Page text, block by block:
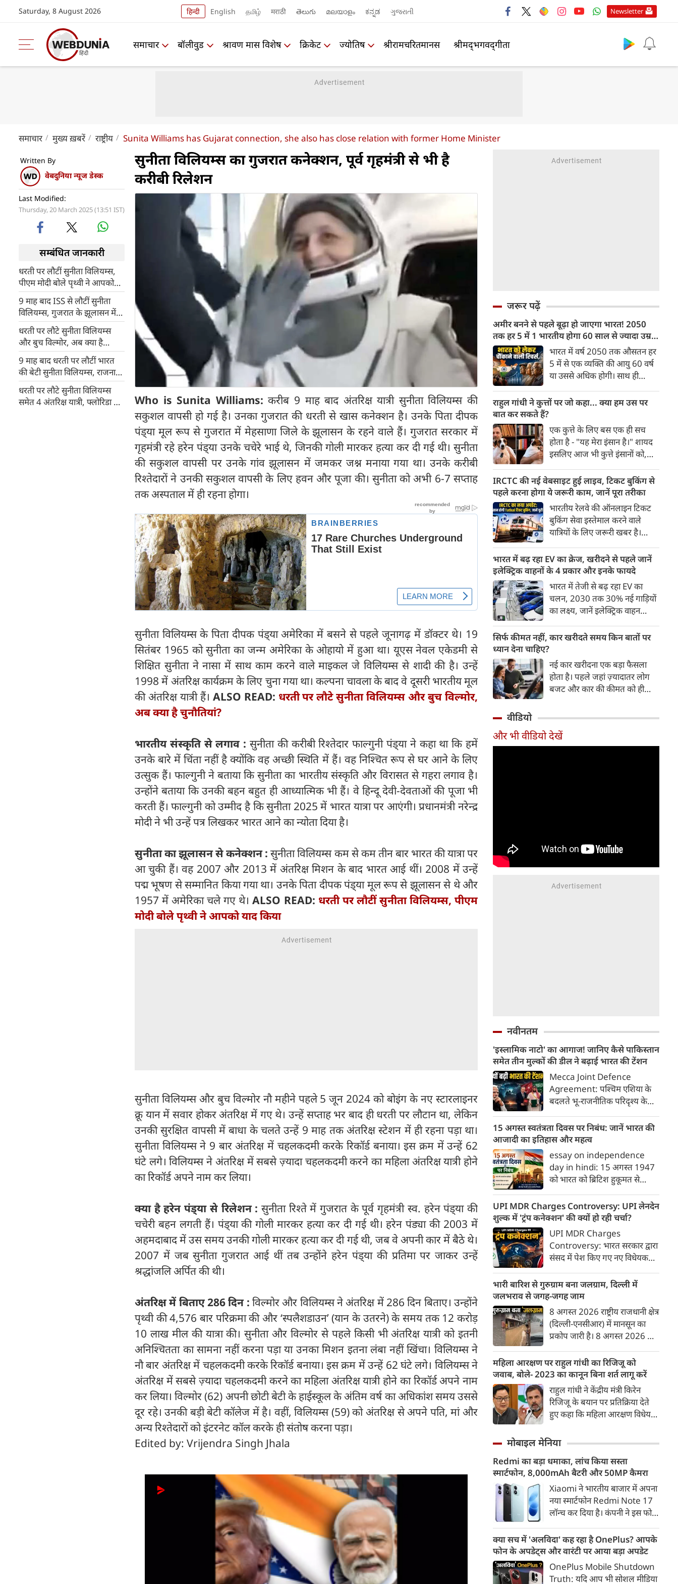
Saturday, 8 August 2026 हिन्दी English தமிழ் मराठी తెలుగు മലയാളം ಕನ್ನಡ ગુજરાતી Newsletter
समाचार बॉलीवुड श्रावण मास विशेष क्रिकेट ज्योतिष श्रीरामचरितमानस श्रीमद्‍भगवद्‍गीता
समाचार मुख्य ख़बरें राष्ट्रीय Sunita Williams has Gujarat connection, she also has close relation with former Home Minister
Written By
वेबदुनिया न्यूज डेस्क
Last Modified:
Thursday, 20 March 2025 (13:51 IST)
सम्बंधित जानकारी
धरती पर लौटीं सुनीता विलियम्स,
पीएम मोदी बोले पृथ्वी ने आपको
याद किया
9 माह बाद ISS से लौटीं सुनीता
विलियम्स, गुजरात के झूलासन में
जश्न, क्या है अंतरिक्ष यात्री से
कनेक्शन?
धरती पर लौटे सुनीता विलियम्स
और बुच विल्मोर, अब क्या है
चुनौतियां?
9 माह बाद धरती पर लौटीं भारत
की बेटी सुनीता विलियम्स, राजनाथ
ने इस तरह दी बधाई
धरती पर लौटे सुनीता विलियम्स
समेत 4 अंतरिक्ष यात्री, फ्लोरिडा में
सुनीता विलियम्स का गुजरात कनेक्शन, पूर्व गृहमंत्री से भी है
करीबी रिलेशन
Who is Sunita Williams:करीब 9 माह बाद अंतरिक्ष यात्री सुनीता विलियम्स की
सकुशल वापसी हो गई है। उनका गुजरात की धरती से खास कनेक्शन है। उनके पिता दीपक
पंड्‍या मूल रूप से गुजरात में मेहसाणा जिले के झूलासन के रहने वाले हैं। गुजरात सरकार में
गृहमंत्री रहे हरेन पंड्‍या उनके चचेरे भाई थे, जिनकी गोली मारकर हत्या कर दी गई थी। सुनीता
की सकुशल वापसी पर उनके गांव झूलासन में जमकर जश्न मनाया गया था। उनके करीबी
रिश्तेदारों ने उनकी सकुशल वापसी के लिए हवन और पूजा की। सुनीता को अभी 6-7 सप्ताह
तक अस्पताल में ही रहना होगा।
सुनीता विलियम्स के पिता दीपक पंड्‍या अमेरिका में बसने से पहले जूनागढ़ में डॉक्टर थे। 19
सितंबर 1965 को सुनीता का जन्म अमेरिका के ओहायो में हुआ था। यूएस नेवल एकेडमी से
शिक्षित सुनीता ने नासा में साथ काम करने वाले माइकल जे विलियम्स से शादी की है। उन्हें
1998 में अंतरिक्ष कार्यक्रम के लिए चुना गया था। कल्पना चावला के बाद वे दूसरी भारतीय मूल
की अंतरिक्ष यात्री हैं। ALSO READ: धरती पर लौटे सुनीता विलियम्स और बुच विल्मोर,
अब क्या है चुनौतियां?
भारतीय संस्कृति से लगाव : सुनीता की करीबी रिश्तेदार फाल्गुनी पंड्‍या ने कहा था कि हमें
उनके बारे में चिंता नहीं है क्योंकि वह अच्छी स्थिति में हैं। वह निश्चित रूप से घर आने के लिए
उत्सुक हैं। फाल्गुनी ने बताया कि सुनीता का भारतीय संस्कृति और विरासत से गहरा लगाव है।
उन्होंने बताया कि उनकी बहन बहुत ही आध्यात्मिक भी हैं। वे हिन्दू देवी-देवताओं की पूजा भी
करती हैं। फाल्गुनी को उम्मीद है कि सुनीता 2025 में भारत यात्रा पर आएंगी। प्रधानमंत्री नरेन्द्र
मोदी ने भी उन्हें पत्र लिखकर भारत आने का न्योता दिया है।
सुनीता का झूलासन से कनेक्शन :सुनीता विलियम्स कम से कम तीन बार भारत की यात्रा पर
आ चुकी हैं। वह 2007 और 2013 में अंतरिक्ष मिशन के बाद भारत आई थीं। 2008 में उन्हें
पद्म भूषण से सम्मानित किया गया था। उनके पिता दीपक पंड्‍या मूल रूप से झूलासन से थे और
1957 में अमेरिका चले गए थे।ALSO READ: धरती पर लौटीं सुनीता विलियम्स, पीएम
मोदी बोले पृथ्वी ने आपको याद किया
सुनीता विलियम्स और बुच विल्मोर नौ महीने पहले 5 जून 2024 को बोइंग के नए स्टारलाइनर
क्रू यान में सवार होकर अंतरिक्ष में गए थे। उन्हें सप्ताह भर बाद ही धरती पर लौटान था, लेकिन
उनकी सुरक्षित वापसी में बाधा के चलते उन्हें 9 माह तक अंतरिक्ष स्टेशन में ही रहना पड़ा था।
सुनीता विलियम्स ने 9 बार अंतरिक्ष में चहलकदमी करके रिकॉर्ड बनाया। इस क्रम में उन्हें 62
घंटे लगे। विलियम्स ने अंतरिक्ष में सबसे ज़्यादा चहलकदमी करने का महिला अंतरिक्ष यात्री होने
का रिकॉर्ड अपने नाम कर लिया।
क्या है हरेन पंड्‍या से रिलेशन : सुनीता रिश्ते में गुजरात के पूर्व गृहमंत्री स्व. हरेन पंड्‍या की
चचेरी बहन लगती हैं। पंड्‍या की गोली मारकर हत्या कर दी गई थी। हरेन पंड्या की 2003 में
अहमदाबाद में उस समय उनकी गोली मारकर हत्या कर दी गई थी, जब वे अपनी कार में बैठे थे।
2007 में जब सुनीता गुजरात आई थीं तब उन्होंने हरेन पंड्‍या की प्रतिमा पर जाकर उन्हें
श्रद्धांजलि अर्पित की थी।
अंतरिक्ष में बिताए 286 दिन : विल्मोर और विलियम्स ने अंतरिक्ष में 286 दिन बिताए। उन्होंने
पृथ्वी की 4,576 बार परिक्रमा की और ‘स्पलैशडाउन’ (यान के उतरने) के समय तक 12 करोड़
10 लाख मील की यात्रा की। सुनीता और विल्मोर से पहले किसी भी अंतरिक्ष यात्री को इतनी
अनिश्चितता का सामना नहीं करना पड़ा या उनका मिशन इतना लंबा नहीं खिंचा। विलियम्स ने
नौ बार अंतरिक्ष में चहलकदमी करके रिकॉर्ड बनाया। इस क्रम में उन्हें 62 घंटे लगे। विलियम्स ने
अंतरिक्ष में सबसे ज़्यादा चहलकदमी करने का महिला अंतरिक्ष यात्री होने का रिकॉर्ड अपने नाम
कर लिया। विल्मोर (62) अपनी छोटी बेटी के हाईस्कूल के अंतिम वर्ष का अधिकांश समय उससे
दूर रहे। उनकी बड़ी बेटी कॉलेज में है। वहीं, विलियम्स (59) को अंतरिक्ष से अपने पति, मां और
अन्य रिश्तेदारों को इंटरनेट कॉल करके ही संतोष करना पड़ा।
Edited by: Vrijendra Singh Jhala
जरूर पढ़ें
अमीर बनने से पहले बूढ़ा हो जाएगा भारत! 2050
तक हर 5 में 1 भारतीय होगा 60 साल से ज्यादा उम्र
का
भारत में वर्ष 2050 तक औसतन हर
5 में से एक व्यक्ति की आयु 60 वर्ष
या उससे अधिक होगी। साथ ही
भारत में रहेंगे। ‘ट्रांसफॉर्म रूरल
अनुसार भारत विकसित देशों के
विपरीत समृद्ध बनने से पहले ही वृद्ध
होती आबादी वाले देश की श्रेणी में
पहुंच रहा है।
राहुल गांधी ने कुत्तों पर जो कहा... क्या हम उस पर
बात कर सकते हैं?
एक कुत्ते के लिए बस एक ही सच
होता है - "यह मेरा इंसान है।" शायद
इसलिए आज भी कुत्ते इंसानों को,
भू-राजनीति से लेकर कृत्रिम
बुद्धिमत्ता, जलवायु परिवर्तन से लेकर
क्रिकेट तक हर विषय पर बहस कर
सकते हैं, तो उस जीव पर भी एक
गंभीर चर्चा बनती है जिसने किसी भी
सभ्यता से पहले इंसान का साथ चुना
था। दुर्भाग्य यह है कि आज कुत्तों के
बारे में हमारी राय पशु-चिकित्सकों,
व्यवहार वैज्ञानिकों या विशेषज्ञों से
कम... और व्हाट्सऐप यूनिवर्सिटी से
ज़्यादा बनती है।
IRCTC की नई वेबसाइट हुई लाइव, टिकट बुकिंग से
पहले करना होगा ये जरूरी काम, जानें पूरा तरीका
भारतीय रेलवे की ऑनलाइन टिकट
बुकिंग सेवा इस्तेमाल करने वाले
यात्रियों के लिए जरूरी खबर है।
वेबसाइट का बीटा वर्जन लॉन्च कर
दिया है। करीब 24 साल पुराने
इंटरफेस के बाद वेबसाइट को नए
डिजाइन और कई नए फीचर्स के साथ
अपडेट किया गया है।
भारत में बढ़ रहा EV का क्रेज, खरीदने से पहले जानें
इलेक्ट्रिक वाहनों के 4 प्रकार और इनके फायदे
भारत में तेजी से बढ़ रहा EV का
चलन, 2030 तक 30% नई गाड़ियों
का लक्ष्य, जानें इलेक्ट्रिक वाहन
200 अरब रुपए का मौका
सिर्फ कीमत नहीं, कार खरीदते समय किन बातों पर
ध्यान देना चाहिए?
नई कार खरीदना एक बड़ा फैसला
होता है। पहले जहां ज़्यादातर लोग
बजट और कार की कीमत को ही
खरीदते समय किन बातों पर ध्यान
देना चाहिए।
वीडियो
और भी वीडियो देखें
नवीनतम
'इस्लामिक नाटो' का आगाज! जानिए कैसे पाकिस्तान
समेत तीन मुल्कों की डील ने बढ़ाई भारत की टेंशन
Mecca Joint Defence
Agreement: पश्चिम एशिया के
बदलते भू-राजनीतिक परिदृश्य के
अरब ने एक ऐतिहासिक और
रणनीतिक 'मक्का संयुक्त रक्षा
समझौते' (Mecca Joint
Defence Agreement) पर
हस्ताक्षर किए हैं।
15 अगस्त स्वतंत्रता दिवस पर निबंध: जानें भारत की
आजादी का इतिहास और महत्व
essay on independence
day in hindi: 15 अगस्त 1947
को भारत को ब्रिटिश हुकूमत से
दिन जहाँ स्वतंत्रता का उल्लास लेकर
आया, वहीं देशवासियों को विभाजन
के गहरे जख्म और दर्द का भी सामना
करना पड़ा। इस दर्द के बावजूद,
भारतीयों ने अपने अतीत को भुलाकर
एक नए भारत के निर्माण का संकल्प
लिया और वैश्विक पटल पर देश की
एक मजबूत पहचान गढ़ी। आइए,
स्वतंत्रता दिवस (15 अगस्त) पर एक
प्रेरणादायक निबंध पढ़ते हैं।
UPI MDR Charges Controversy: UPI लेनदेन
शुल्क में 'ट्रंप कनेक्शन' की क्यों हो रही चर्चा?
UPI MDR Charges
Controversy: भारत सरकार द्वारा
संसद में पेश किए गए नए विधेयक—
2026—के जरिए बैंकों और भुगतान
प्रणाली प्रदाताओं को यूपीआई (UPI)
और रूपे (RuPay) डेबिट कार्ड
भुगतानों पर मर्चेंट डिस्काउंट रेट
(MDR) यानी लेनदेन शुल्क लगाने
की अनुमति देने के प्रावधानों ने देश में
एक बड़ी बहस छेड़ दी है।
भारी बारिश से गुरुग्राम बना जलग्राम, दिल्ली में
जलभराव से जगह-जगह जाम
8 अगस्त 2026 राष्ट्रीय राजधानी क्षेत्र
(दिल्ली-एनसीआर) में मानसून का
प्रकोप जारी है। 8 अगस्त 2026 को
दिल्ली और गुरुग्राम की रफ्तार पर
ब्रेक लगा दिया है। भारी वर्षा के कारण
गुरुग्राम की सड़कें नदियों में तब्दील हो
गईं, जिससे शहर में 'जलग्राम' जैसे
हालात बन गए हैं।
महिला आरक्षण पर राहुल गांधी का रिजिजू को
जवाब, बोले- 2023 का कानून बिना शर्त लागू करें
राहुल गांधी ने केंद्रीय मंत्री किरेन
रिजिजू के बयान पर प्रतिक्रिया देते
हुए कहा कि महिला आरक्षण विधेयक
चुका है। उन्होंने सवाल उठाया कि तीन
हुआ और इसे परिसीमन से क्यों जोड़ा
जा रहा है।
मोबाइल मेनिया
Redmi का बड़ा धमाका, लांच किया सस्ता
स्मार्टफोन, 8,000mAh बैटरी और 50MP कैमरा
Xiaomi ने भारतीय बाजार में अपना
नया स्मार्टफोन Redmi Note 17
लॉन्च कर दिया है। कंपनी ने इस फोन
डिस्प्ले, 8,000mAh की बड़ी बैटरी
और Qualcomm Snapdragon
चिपसेट के साथ पेश किया है। फोन में
50MP का मेन कैमरा दिया गया है।
क्या सच में 'अलविदा' कह रहा है OnePlus? आपके
फोन के अपडेट्स और वारंटी पर आया बड़ा अपडेट
OnePlus Mobile Shutdown
Truth: यदि आप भी सोशल मीडिया